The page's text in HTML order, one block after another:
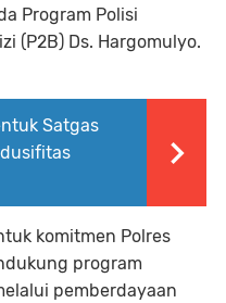
Program Polisi
(P2B) Ds. Hargomulyo.
Satgas
komitmen Polres
program
pemberdayaan